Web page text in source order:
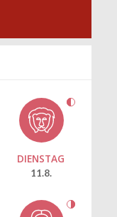
DIENSTAG
11.8.